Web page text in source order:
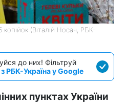
(Віталій Носач, РБК-
до них! Фільтруй
з РБК-Україна у Google
пунктах України